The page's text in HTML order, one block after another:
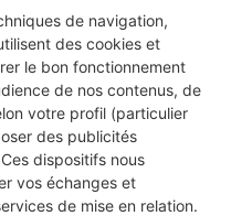
de navigation,
des cookies et
le bon fonctionnement
de nos contenus, de
votre profil (particulier
des publicités
dispositifs nous
vos échanges et
de mise en relation.
DEVIS